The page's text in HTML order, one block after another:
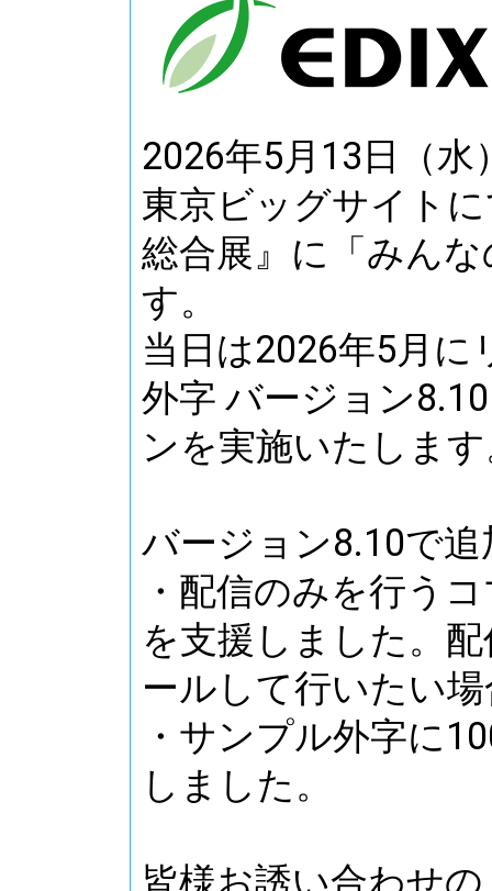
2026年5月13日（水
東京ビッグサイト
総合展』に「みん
す。
当日は2026年5月
外字 バージョン
ンを実施いたしま
バージョン8.10で
・配信のみを行う
を支援しました。
ールして行いたい
・サンプル外字に
しました。
皆様お誘い合わせ